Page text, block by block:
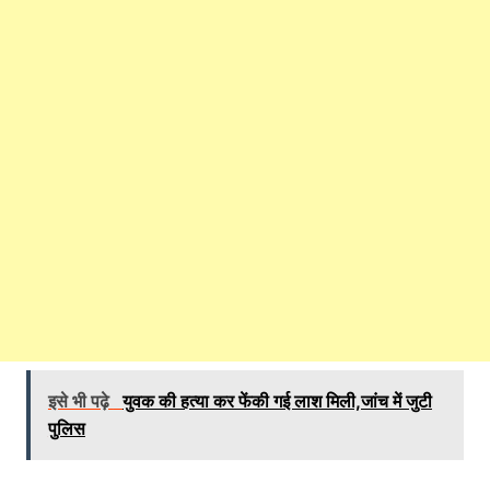
इसे भी पढ़े युवक की हत्या कर फेंकी गई लाश मिली,जांच में जुटी
पुलिस